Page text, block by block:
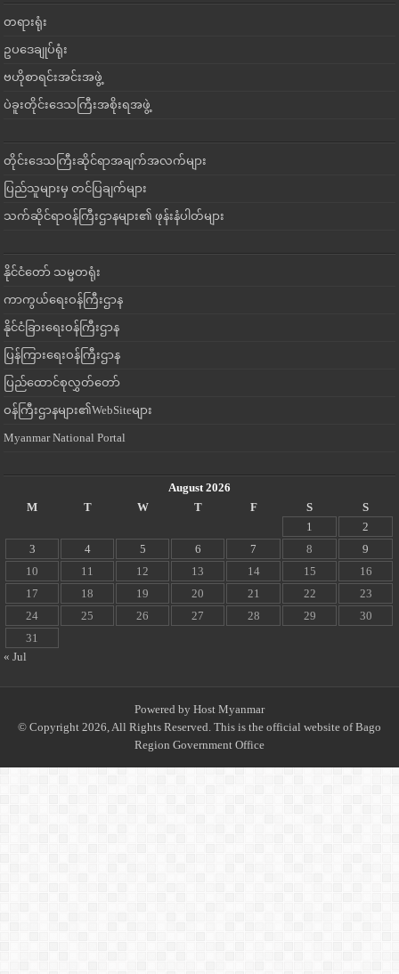
တရားရုံး
ဥပဒေချုပ်ရုံး
ဗဟိုစာရင်းအင်းအဖွဲ့
ပဲခူးတိုင်းဒေသကြီးအစိုးရအဖွဲ့
တိုင်းဒေသကြီးဆိုင်ရာအချက်အလက်များ
ပြည်သူများမှ တင်ပြချက်များ
သက်ဆိုင်ရာဝန်ကြီးဌာနများ၏ ဖုန်းနံပါတ်များ
နိုင်ငံတော် သမ္မတရုံး
ကာကွယ်ရေးဝန်ကြီးဌာန
နိုင်ငံခြားရေးဝန်ကြီးဌာန
ပြန်ကြားရေးဝန်ကြီးဌာန
ပြည်ထောင်စုလွှတ်တော်
ဝန်ကြီးဌာနများ၏WebSiteများ
Myanmar National Portal
August 2026
M
T W T F S
S
1
2
3
4 5 6 7 8
9
10
11 12 13 14 15
16
17
18 19 20 21 22
23
24
25 26 27 28 29
30
31
« Jul
Powered by Host Myanmar
© Copyright 2026, All Rights Reserved. This is the official website of Bago
Region Government Office